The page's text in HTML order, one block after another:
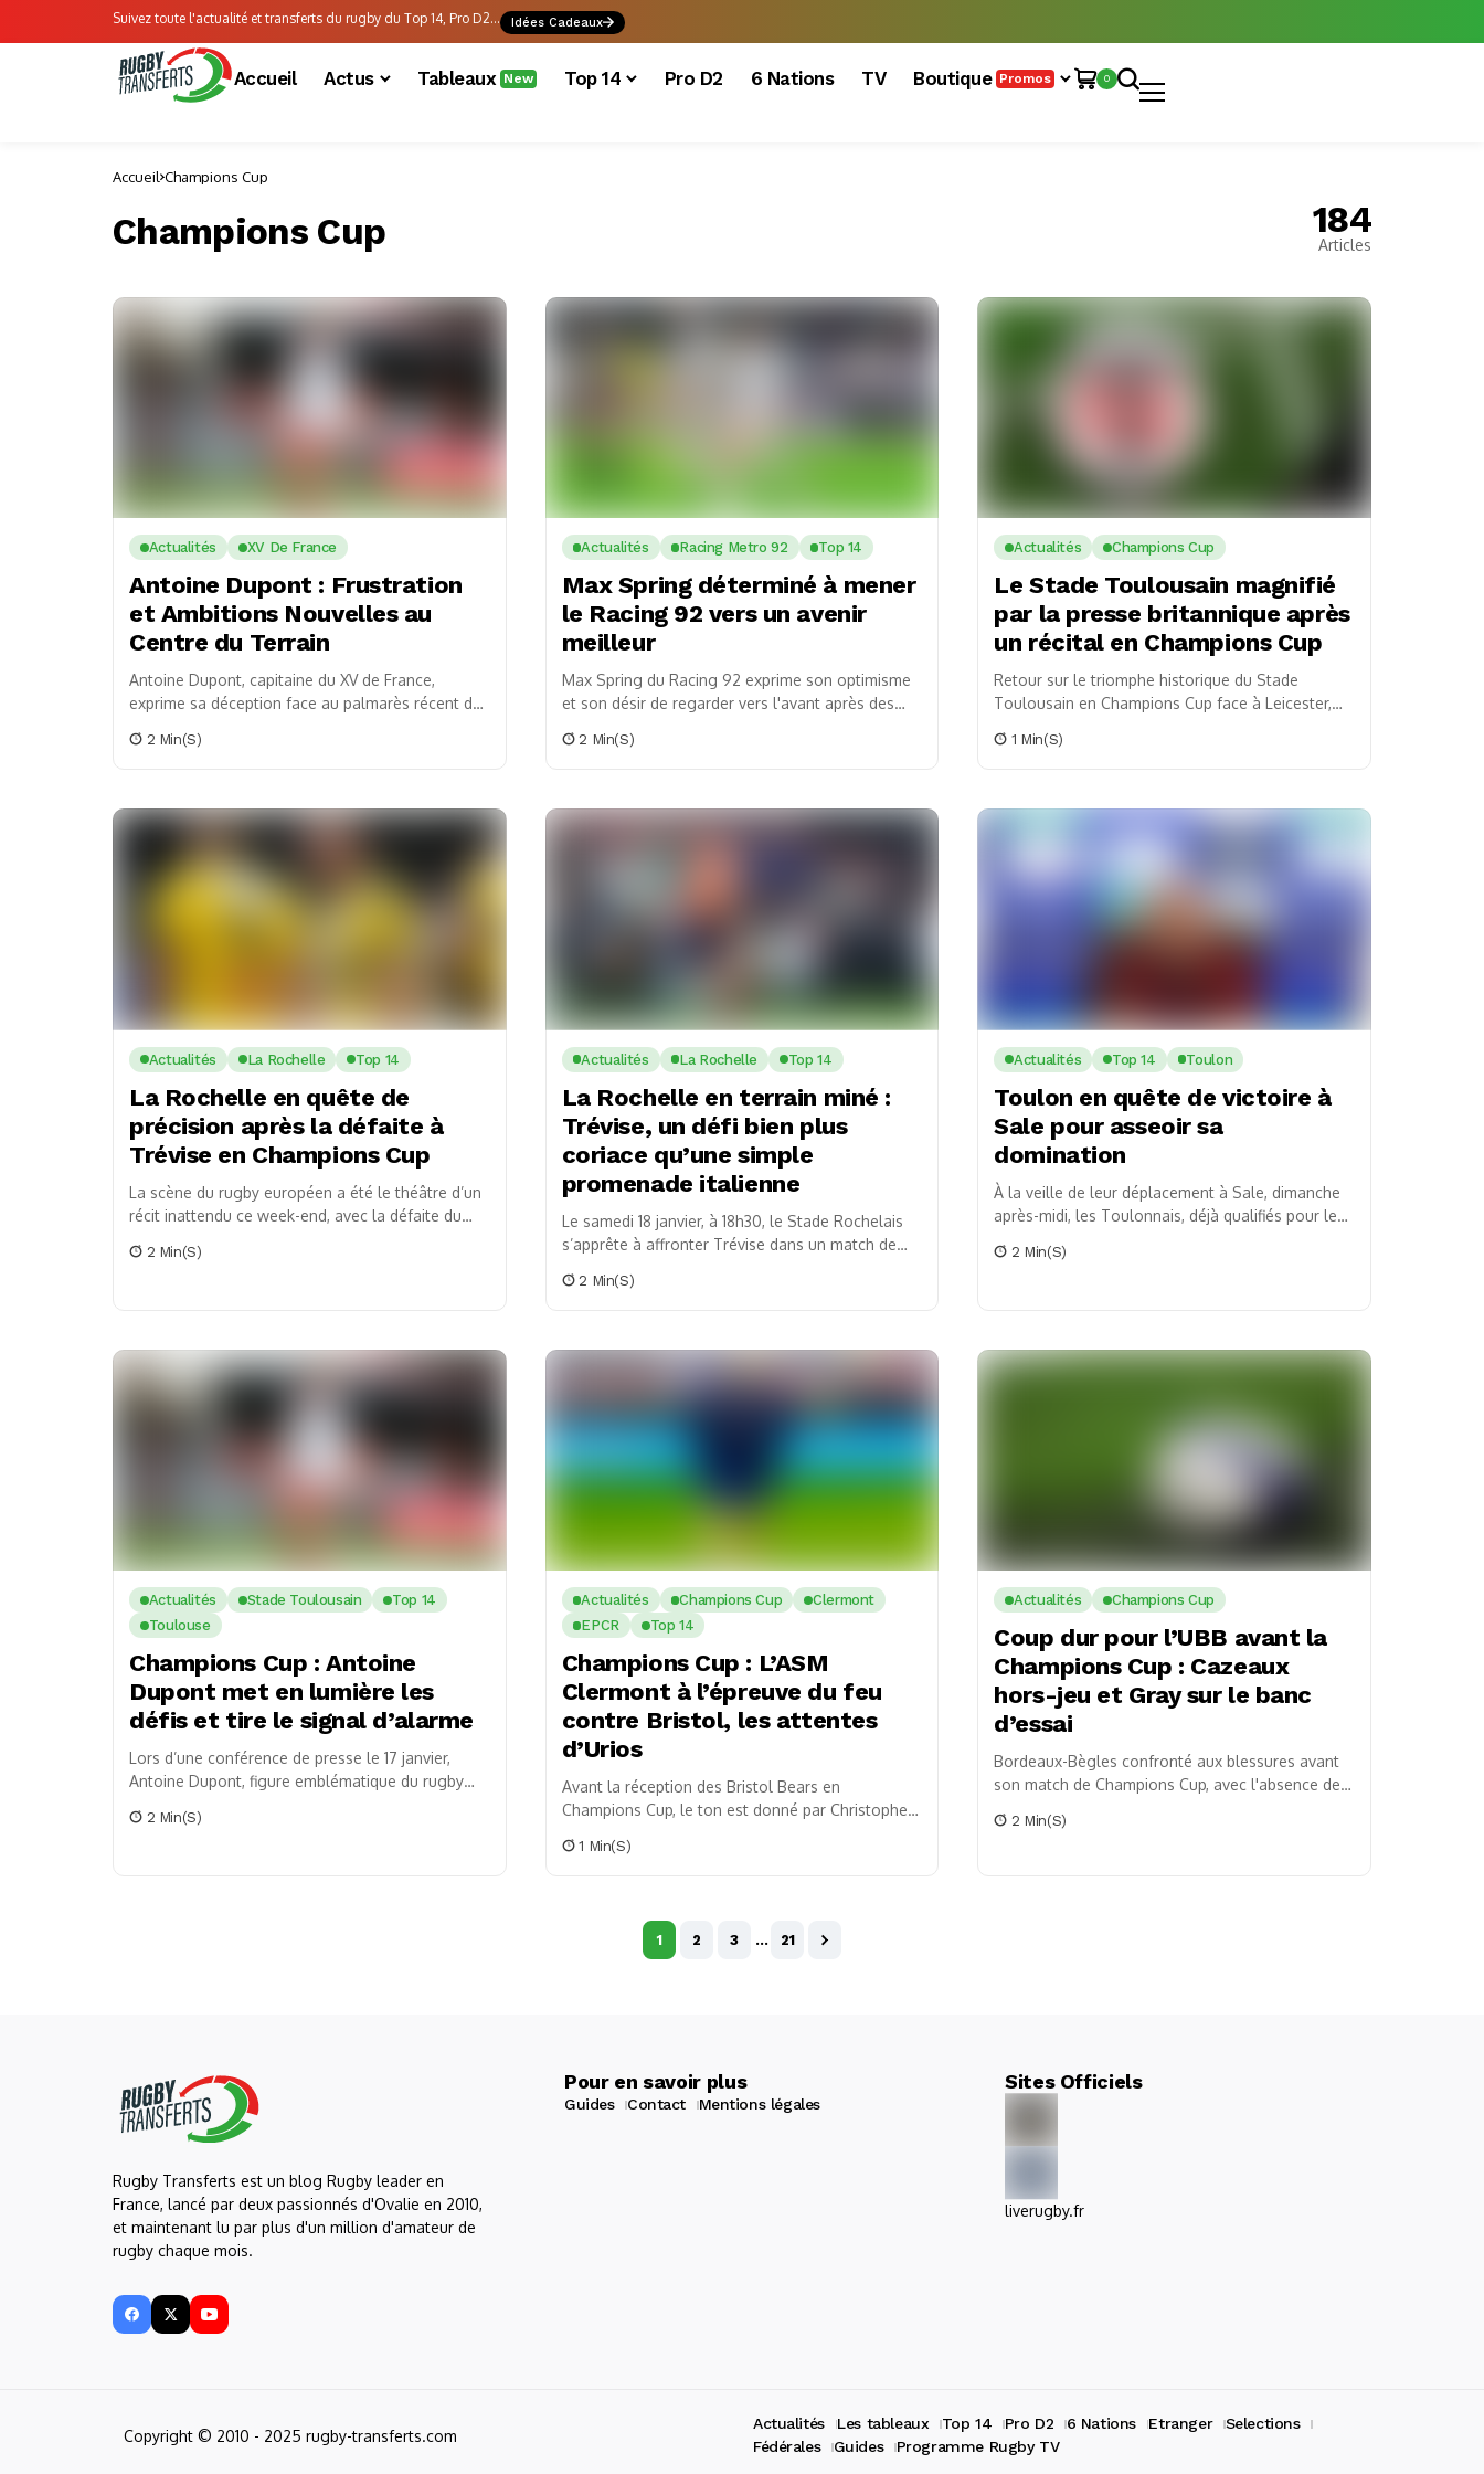
Suivez toute l'actualité et transferts du rugby du Top 14, Pro D2... Idées Cadeaux
Accueil Actus Tableaux New Top 14 Pro D2 6 Nations TV Boutique Promos 0
Accueil Champions Cup
Champions Cup 184
Articles
Actualités XV De France
Antoine Dupont : Frustration
et Ambitions Nouvelles au
Centre du Terrain
Antoine Dupont, capitaine du XV de France,
exprime sa déception face au palmarès récent de
poste...
2 Min(s)
Actualités Racing Metro 92 Top 14
Max Spring déterminé à mener
le Racing 92 vers un avenir
meilleur
Max Spring du Racing 92 exprime son optimisme
et son désir de regarder vers l'avant après des
2 Min(s)
Actualités Champions Cup
Le Stade Toulousain magnifié
par la presse britannique après
un récital en Champions Cup
Retour sur le triomphe historique du Stade
Toulousain en Champions Cup face à Leicester,
1 Min(s)
Actualités La Rochelle Top 14
La Rochelle en quête de
précision après la défaite à
Trévise en Champions Cup
La scène du rugby européen a été le théâtre d’un
récit inattendu ce week-end, avec la défaite du
2 Min(s)
Actualités La Rochelle Top 14
La Rochelle en terrain miné :
Trévise, un défi bien plus
coriace qu’une simple
promenade italienne
Le samedi 18 janvier, à 18h30, le Stade Rochelais
s’apprête à affronter Trévise dans un match de
2 Min(s)
Actualités Top 14 Toulon
Toulon en quête de victoire à
Sale pour asseoir sa
domination
À la veille de leur déplacement à Sale, dimanche
après-midi, les Toulonnais, déjà qualifiés pour les
2 Min(s)
Actualités Stade Toulousain
Top 14
Toulouse
Champions Cup : Antoine
Dupont met en lumière les
défis et tire le signal d’alarme
Lors d’une conférence de presse le 17 janvier,
Antoine Dupont, figure emblématique du rugby
mâché...
2 Min(s)
Actualités Champions Cup
Clermont
EPCR
Top 14
Champions Cup : L’ASM
Clermont à l’épreuve du feu
contre Bristol, les attentes
d’Urios
Avant la réception des Bristol Bears en
Champions Cup, le ton est donné par Christophe
est...
1 Min(s)
Actualités Champions Cup
Coup dur pour l’UBB avant la
Champions Cup : Cazeaux
hors-jeu et Gray sur le banc
d’essai
Bordeaux-Bègles confronté aux blessures avant
son match de Champions Cup, avec l'absence de
2 Min(s)
1 2 3 … 21
Rugby Transferts est un blog Rugby leader en
France, lancé par deux passionnés d'Ovalie en 2010,
et maintenant lu par plus d'un million d'amateur de
rugby chaque mois.
Pour en savoir plus
Guides Contact Mentions légales
Sites Officiels
liverugby.fr
Copyright © 2010 - 2025 rugby-transferts.com
Actualités Les tableaux Top 14 Pro D2 6 Nations Etranger
Selections
Fédérales
Guides Programme Rugby TV